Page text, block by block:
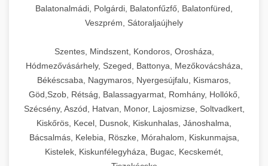
Balatonalmádi, Polgárdi, Balatonfűzfő, Balatonfüred,
Veszprém, Sátoraljaújhely
Szentes, Mindszent, Kondoros, Orosháza,
Hódmezővásárhely, Szeged, Battonya, Mezőkovácsháza,
Békéscsaba, Nagymaros, Nyergesújfalu, Kismaros,
Göd,Szob, Rétság, Balassagyarmat, Romhány, Hollókő,
Szécsény, Aszód, Hatvan, Monor, Lajosmizse, Soltvadkert,
Kiskőrös, Kecel, Dusnok, Kiskunhalas, Jánoshalma,
Bácsalmás, Kelebia, Röszke, Mórahalom, Kiskunmajsa,
Kistelek, Kiskunfélegyháza, Bugac, Kecskemét,